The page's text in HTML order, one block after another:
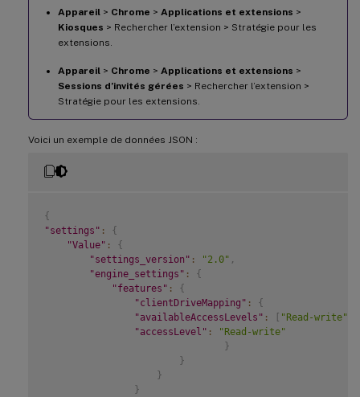
Appareil > Chrome > Applications et extensions >
Kiosques > Rechercher l’extension > Stratégie pour les
extensions.
Appareil > Chrome > Applications et extensions >
Sessions d’invités gérées > Rechercher l’extension >
Stratégie pour les extensions.
Voici un exemple de données JSON :
{
"settings" :
{
"Value" :
{
"settings_version" : "2.0" ,
"engine_settings" :
{
"features" :
{
"clientDriveMapping" :
{
"availableAccessLevels" : [ "Read-write"
"accessLevel" :
"Read-write"
}
}
}
}